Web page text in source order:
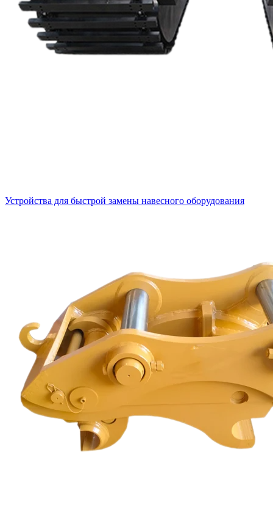
Устройства для быстрой замены навесного оборудования